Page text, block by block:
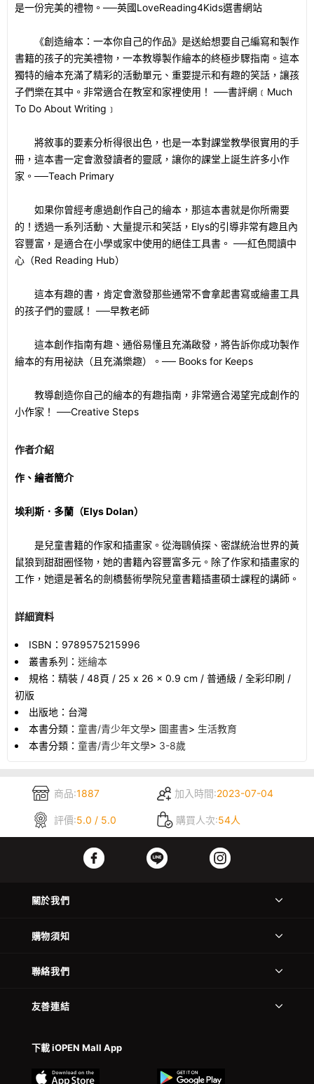
是一份完美的禮物。──英國LoveReading4Kids選書網站
《創造繪本：一本你自己的作品》是送給想要自己編寫和製作
書籍的孩子的完美禮物，一本教導製作繪本的終極步驟指南。這本
獨特的繪本充滿了精彩的活動單元、重要提示和有趣的笑話，讓孩
子們樂在其中。非常適合在教室和家裡使用！ ──書評網﹝Much
To Do About Writing﹞
將敘事的要素分析得很出色，也是一本對課堂教學很實用的手
冊，這本書一定會激發讀者的靈感，讓你的課堂上誕生許多小作
家。──Teach Primary
如果你曾經考慮過創作自己的繪本，那這本書就是你所需要
的！透過一系列活動、大量提示和笑話，Elys的引導非常有趣且內
容豐富，是適合在小學或家中使用的絕佳工具書。 ──紅色閱讀中
心（Red Reading Hub）
這本有趣的書，肯定會激發那些通常不會拿起書寫或繪畫工具
的孩子們的靈感！ ──早教老師
這本創作指南有趣、通俗易懂且充滿啟發，將告訴你成功製作
繪本的有用祕訣（且充滿樂趣）。── Books for Keeps
教導創造你自己的繪本的有趣指南，非常適合渴望完成創作的
小作家！ ──Creative Steps
作者介紹
作、繪者簡介
埃利斯．多蘭（Elys Dolan）
是兒童書籍的作家和插畫家。從海鷗偵探、密謀統治世界的黃
鼠狼到甜甜圈怪物，她的書籍內容豐富多元。除了作家和插畫家的
工作，她還是著名的劍橋藝術學院兒童書籍插畫碩士課程的講師。
詳細資料
ISBN：9789575215996
叢書系列： 迷繪本
規格：精裝 / 48頁 / 25 x 26 x 0.9 cm / 普通級 / 全彩印刷 /
初版
出版地：台灣
本書分類： 童書/青少年文學> 圖畫書> 生活教育
本書分類： 童書/青少年文學> 3-8歲
商品:1887 加入時間:2023-07-04
評價:5.0 / 5.0 購買人次:54人
關於我們
購物須知
聯絡我們
友善連結
下載 iOPEN Mall App